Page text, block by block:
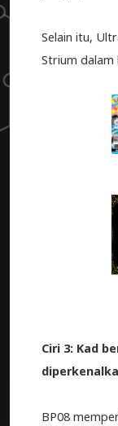
Selain itu,
Strium dalam
Ciri 3: Kad
BP08